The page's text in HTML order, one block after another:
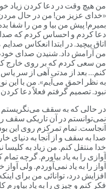
هیچ وقت در دعا کردن زیاد
عزیز من! من در حال
پیش من بیا و من را شفا
کردم و احساس کردم که
پیچید. در ابتدا انعکاس
آرامش داد. شنیدن صدای
سعی کردم که بر روی خارج
بعد از مدتی آهی از سر یاس
نظر احمق می‌آیم». من با این
تصمیم گرفتم فعلاً دعا کردن
حالی که به سقف می‌نگریستم
در آن تاریکی سقف
تمام تمرکزم روی این
به سقف و از آنجا به دنیای
منتقل کنم. من زیاد به کلیسا
را به یاد بیاورم. گرچه
را به یاد نمی‌آوردم. ولی
درد، توانائی من برای
کنم و چیزی را به یاد